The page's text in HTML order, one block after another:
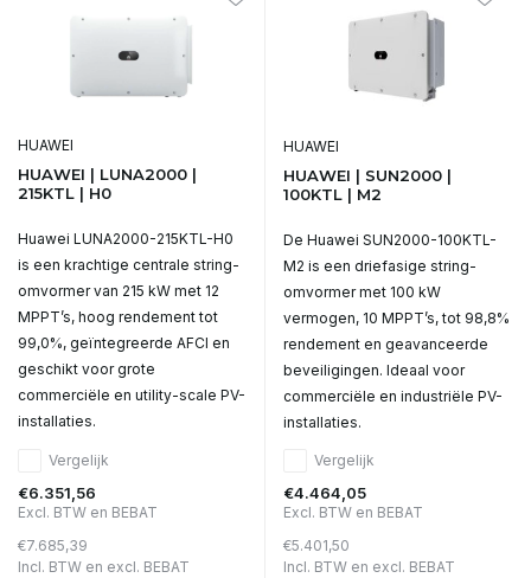
HUAWEI
HUAWEI | LUNA2000 |
215KTL | H0
Huawei LUNA2000-215KTL-H0
is een krachtige centrale string-
omvormer van 215 kW met 12
MPPT’s, hoog rendement tot
99,0%, geïntegreerde AFCI en
geschikt voor grote
commerciële en utility-scale PV-
installaties.
Vergelijk
€6.351,56
Excl. BTW en BEBAT
€7.685,39
Incl. BTW en excl. BEBAT
HUAWEI
HUAWEI | SUN2000 |
100KTL | M2
De Huawei SUN2000-100KTL-
M2 is een driefasige string-
omvormer met 100 kW
vermogen, 10 MPPT’s, tot 98,8%
rendement en geavanceerde
beveiligingen. Ideaal voor
commerciële en industriële PV-
installaties.
Vergelijk
€4.464,05
Excl. BTW en BEBAT
€5.401,50
Incl. BTW en excl. BEBAT